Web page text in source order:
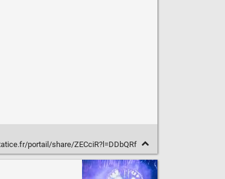
portail/share/ZECciR?l=DDbQRf